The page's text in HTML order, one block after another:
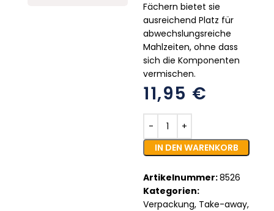
Fächern bietet sie
ausreichend Platz für
abwechslungsreiche
Mahlzeiten, ohne dass
sich die Komponenten
vermischen.
11,95 €
IN DEN WARENKORB
Artikelnummer:8526
Kategorien:
Verpackung, Take-away,